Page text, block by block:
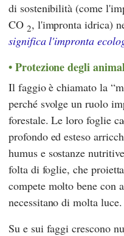
di sostenibilità (come
CO 2, l'impronta idrica)
significa l'impronta
Protezione degli
Il faggio è chiamato la
perché svolge un ruolo
forestale. Le loro foglie
profondo ed esteso
humus e sostanze
folta di foglie, che
compete molto bene con
necessitano di molta luce.
Su e sui faggi crescono